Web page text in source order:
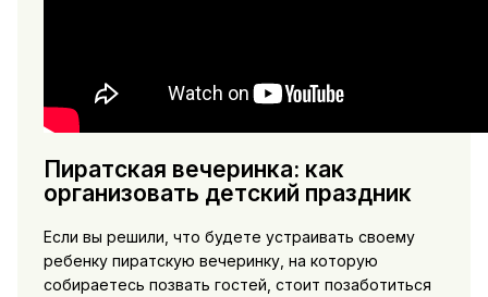
Пиратская вечеринка: как
организовать детский праздник
Если вы решили, что будете устраивать своему
ребенку пиратскую вечеринку, на которую
собираетесь позвать гостей, стоит позаботиться